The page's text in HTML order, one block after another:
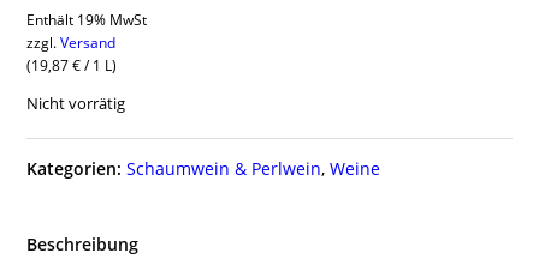
Enthält 19% MwSt
(19,87€/ 1 L)
zzgl.Versand
Nicht vorrätig
Kategorien: Schaumwein & Perlwein,Weine
Beschreibung